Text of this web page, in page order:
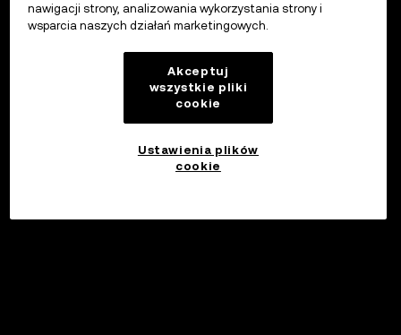
nawigacji strony, analizowania wykorzystania strony i
wsparcia naszych działań marketingowych.
Akceptuj
wszystkie pliki
cookie
Ustawienia plików
cookie